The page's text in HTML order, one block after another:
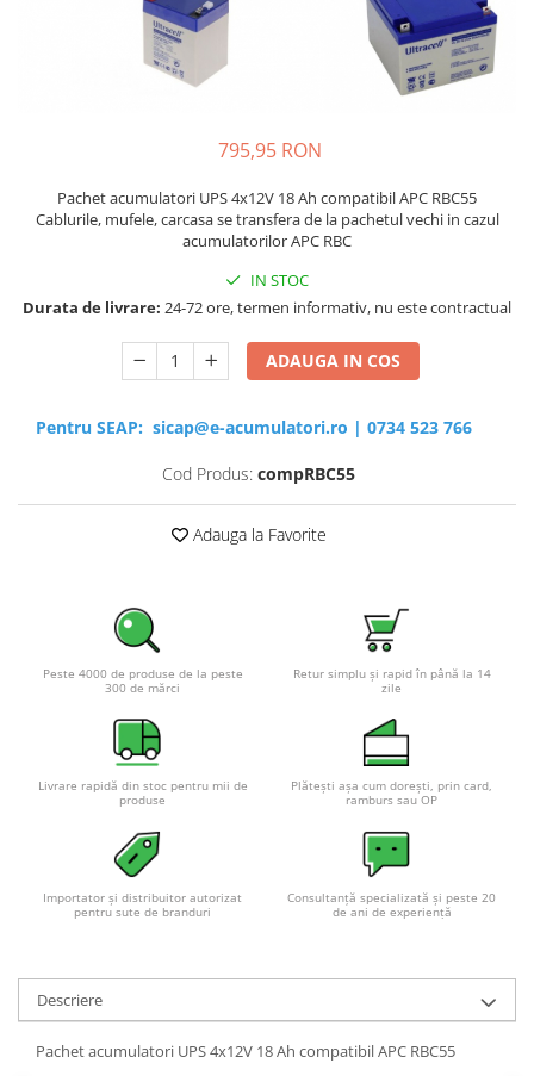
Sisteme de management (BMS)
Redresoare, incarcatoare si testere
795,95 RON
Pachet acumulatori UPS 4x12V 18 Ah compatibil APC RBC55
Cablurile, mufele, carcasa se transfera de la pachetul vechi in cazul
acumulatorilor APC RBC
IN STOC
Durata de livrare: 24-72 ore, termen informativ, nu este contractual
ADAUGA IN COS
Pentru SEAP: sicap@e-acumulatori.ro | 0734 523 766
Cod Produs: compRBC55
Adauga la Favorite
Peste 4000 de produse de la peste
300 de mărci
Retur simplu și rapid în până la 14
zile
Livrare rapidă din stoc pentru mii de
produse
Plătești așa cum dorești, prin card,
ramburs sau OP
Importator și distribuitor autorizat
pentru sute de branduri
Consultanță specializată și peste 20
de ani de experiență
Descriere
Pachet acumulatori UPS 4x12V 18 Ah compatibil APC RBC55